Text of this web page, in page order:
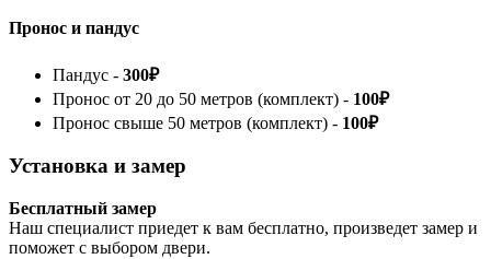
Пронос и пандус
Пандус - 300₽
Пронос от 20 до 50 метров (комплект) - 100₽
Пронос свыше 50 метров (комплект) - 100₽
Установка и замер
Бесплатный замер
Наш специалист приедет к вам бесплатно, произведет замер и
поможет с выбором двери.